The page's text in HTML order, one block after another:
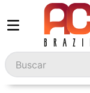
Buscar